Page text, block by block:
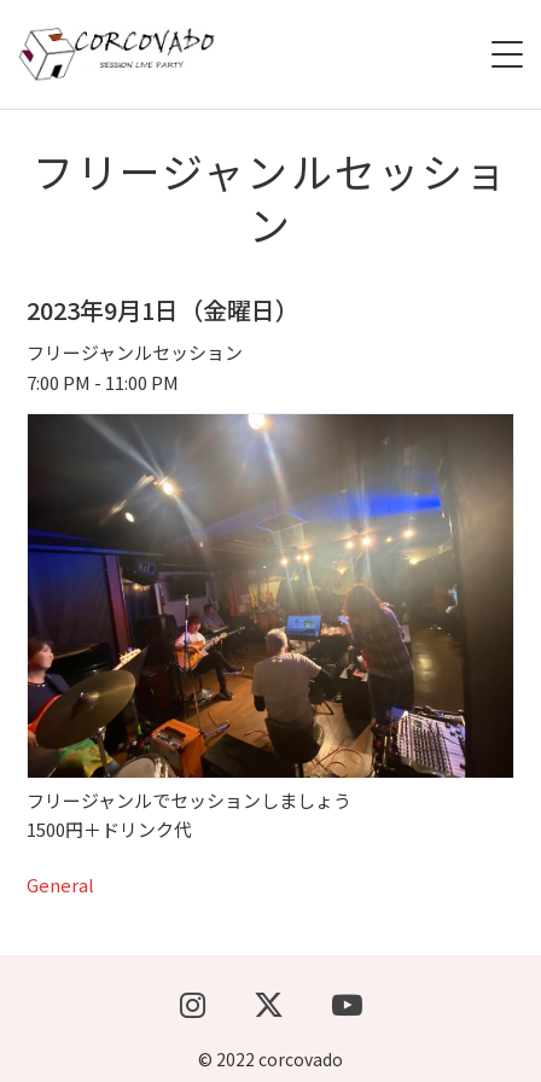
ABOUT
ACCESS
CONTACT
ブッキングライブ出演者募集！！
楽器機材等
初心者POPS
フリージャンルセッショ
ン
2023年9月1日（金曜日）
フリージャンルセッション
7:00 PM - 11:00 PM
フリージャンルでセッションしましょう
1500円＋ドリンク代
General
© 2022 corcovado